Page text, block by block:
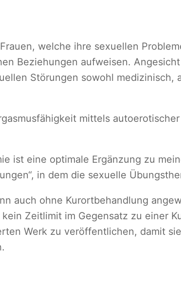
i
o
n
s
e
r
a
p
i
welche ihre sexuellen
Beziehungen aufweisen.
Störungen sowohl medizinisch,
mittels
ist eine optimale Ergänzung zu
in dem die sexuelle
auch ohne Kurortbehandlung
Zeitlimit im Gegensatz zu einer
Werk zu veröffentlichen, damit